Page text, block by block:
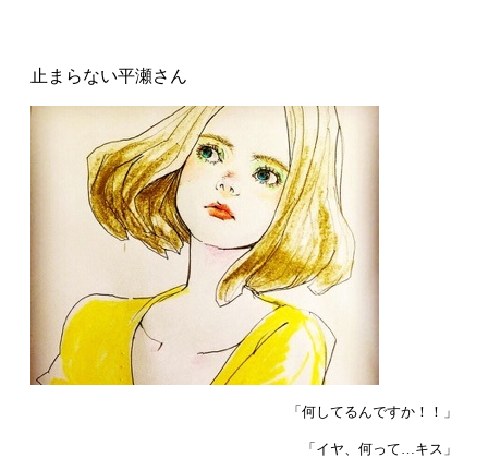
止まらない平瀬さん
「何してるんですか！！」
「イヤ、何って…キス」